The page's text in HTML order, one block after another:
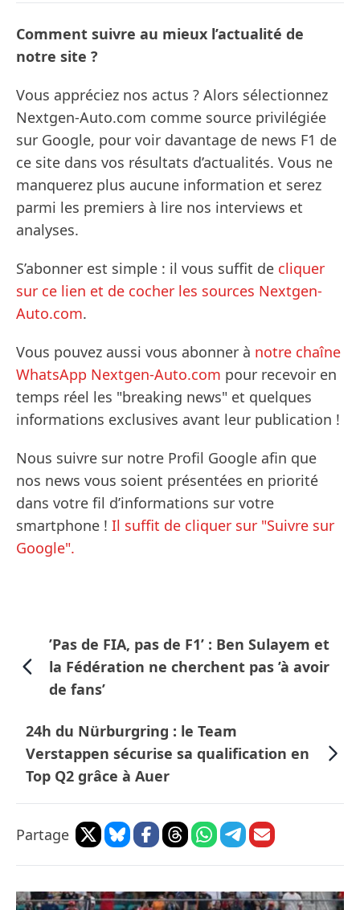
Comment suivre au mieux l’actualité de
notre site ?
Vous appréciez nos actus ? Alors sélectionnez
Nextgen-Auto.com comme source privilégiée
sur Google, pour voir davantage de news F1 de
ce site dans vos résultats d’actualités. Vous ne
manquerez plus aucune information et serez
parmi les premiers à lire nos interviews et
analyses.
S’abonner est simple : il vous suffit de cliquer
sur ce lien et de cocher les sources Nextgen-
Auto.com.
Vous pouvez aussi vous abonner à notre chaîne
WhatsApp Nextgen-Auto.com pour recevoir en
temps réel les "breaking news" et quelques
informations exclusives avant leur publication !
Nous suivre sur notre Profil Google afin que
nos news vous soient présentées en priorité
dans votre fil d’informations sur votre
smartphone ! Il suffit de cliquer sur "Suivre sur
Google".
’Pas de FIA, pas de F1’ : Ben Sulayem et
la Fédération ne cherchent pas ’à avoir
de fans’
24h du Nürburgring : le Team
Verstappen sécurise sa qualification en
Top Q2 grâce à Auer
Partage